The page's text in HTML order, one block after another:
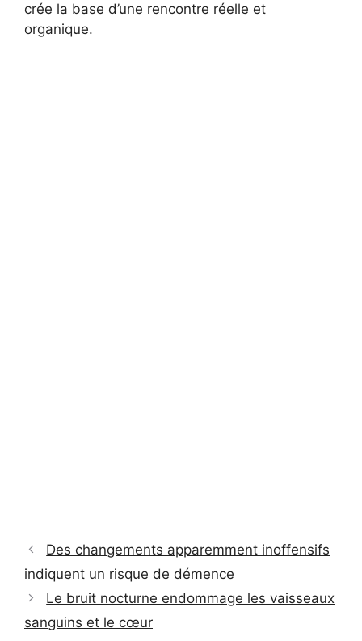
crée la base d’une rencontre réelle et
organique.
Des changements apparemment inoffensifs
indiquent un risque de démence
Le bruit nocturne endommage les vaisseaux
sanguins et le cœur